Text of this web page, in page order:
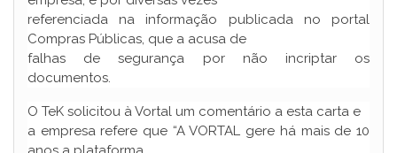
referenciada na informação publicada no portal
Compras Públicas, que a acusa de
falhas de segurança por não incriptar os
documentos.
O TeK solicitou à Vortal um comentário a esta carta e
a empresa refere que “A VORTAL gere há mais de 10